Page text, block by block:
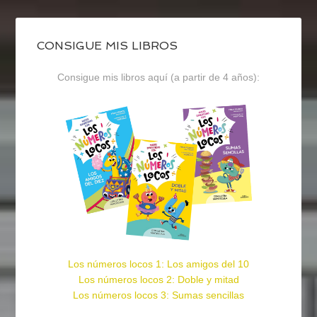
CONSIGUE MIS LIBROS
Consigue mis libros aquí (a partir de 4 años):
Los números locos 1: Los amigos del 10
Los números locos 2: Doble y mitad
Los números locos 3: Sumas sencillas